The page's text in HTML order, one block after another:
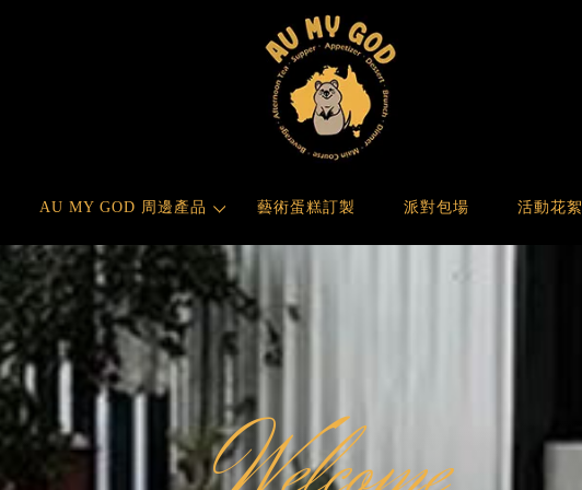
AU MY GOD 周邊產品 藝術蛋糕訂製 派對包場 活動花絮